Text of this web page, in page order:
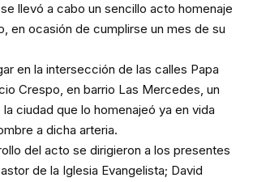
llevó a cabo un sencillo acto homenaje
en ocasión de cumplirse un mes de su
en la intersección de las calles Papa
Crespo, en barrio Las Mercedes, un
ciudad que lo homenajeó ya en vida
a dicha arteria.
del acto se dirigieron a los presentes
de la Iglesia Evangelista; David